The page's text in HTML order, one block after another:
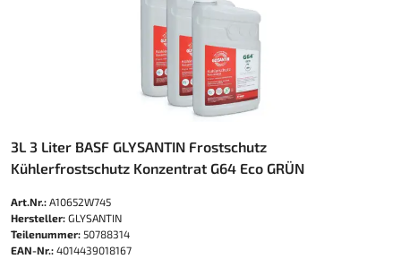
3L 3 Liter BASF GLYSANTIN Frostschutz
Kühlerfrostschutz Konzentrat G64 Eco GRÜN
Art.Nr.: A10652W745
Hersteller: GLYSANTIN
Teilenummer: 50788314
EAN-Nr.: 4014439018167